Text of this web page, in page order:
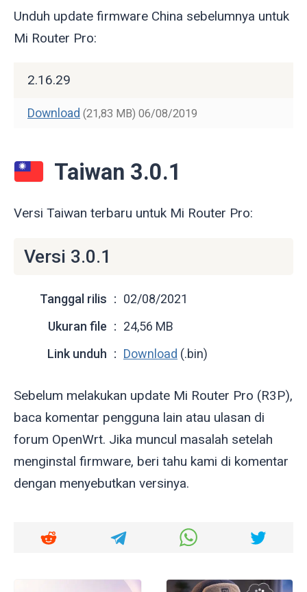
Unduh update firmware China sebelumnya untuk
Mi Router Pro:
2.16.29
Download (21,83 MB) 06/08/2019
Taiwan 3.0.1
Versi Taiwan terbaru untuk Mi Router Pro:
Versi 3.0.1
Tanggal rilis
02/08/2021
Ukuran file
24,56 MB
Link unduh
Download (.bin)
Sebelum melakukan update Mi Router Pro (R3P),
baca komentar pengguna lain atau ulasan di
forum OpenWrt. Jika muncul masalah setelah
menginstal firmware, beri tahu kami di komentar
dengan menyebutkan versinya.